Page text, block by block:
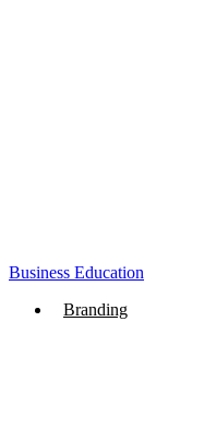
Business Education
Branding